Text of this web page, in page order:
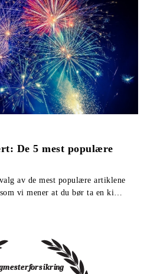
De 5 mest populære
av de mest populære artiklene
vi mener at du bør ta en kikk